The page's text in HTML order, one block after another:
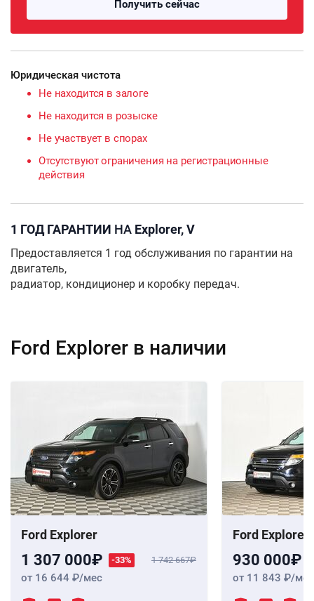
Получить сейчас
Юридическая чистота
Не находится в залоге
Не находится в розыске
Не участвует в спорах
Отсутствуют ограничения на регистрационные
действия
1 ГОД ГАРАНТИИ НА Explorer, V
Предоставляется 1 год обслуживания по гарантии на
двигатель,
радиатор, кондиционер и коробку передач.
Ford Explorer в наличии
Ford Explorer
1 307 000 -33% 1 742 667
от 16 644 /мес
Ford Explorer
930 000
от 11 843 /мес